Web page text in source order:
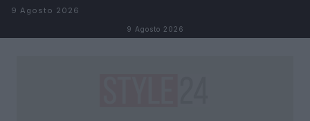
Salta al contenuto
9 Agosto 2026
9 Agosto 2026